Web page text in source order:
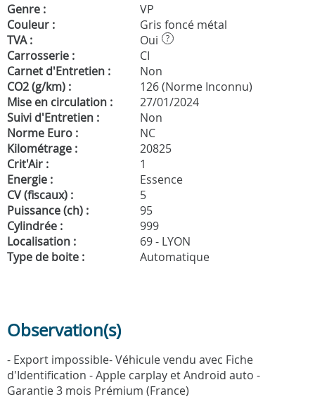
Genre :
VP
Couleur :
Gris foncé métal
TVA :
Oui ?
Carrosserie :
CI
Carnet d'Entretien :
Non
CO2 (g/km) :
126 (Norme Inconnu)
Mise en circulation :
27/01/2024
Suivi d'Entretien :
Non
Norme Euro :
NC
Kilométrage :
20825
Crit'Air :
1
Energie :
Essence
CV (fiscaux) :
5
Puissance (ch) :
95
Cylindrée :
999
Localisation :
69 - LYON
Type de boite :
Automatique
Observation(s)
- Export impossible- Véhicule vendu avec Fiche
d'Identification - Apple carplay et Android auto -
Garantie 3 mois Prémium (France)